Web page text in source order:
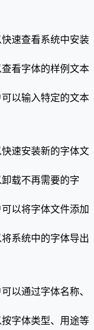
速查看系统中安装
看字体的样例文本
以输入特定的文本
速安装新的字体文
载不再需要的字
以将字体文件添加
系统中的字体导出
以通过字体名称、
字体类型、用途等